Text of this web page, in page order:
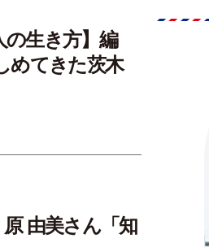
の生き方】編
めてきた茨木
原 由美さん「知